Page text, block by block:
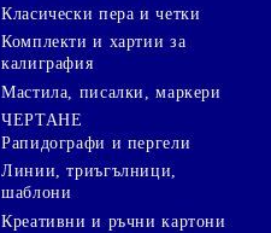
Класически пера и четки
Комплекти и хартии за
калиграфия
Мастила, писалки, маркери
ЧЕРТАНЕ
Рапидографи и пергели
Линии, триъгълници,
шаблони
Креативни и ръчни картони